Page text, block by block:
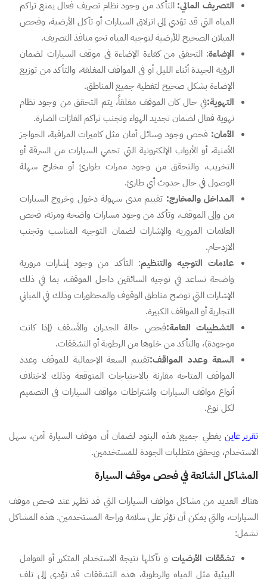
التصريف المائي:التأكد من وجود نظام تصريف فعال يمنع تراكم
المياه التي قد تؤدي إلى انزلاق السيارات أو تآكل الأرضية، وفحص
الميلان الصحيح للأرضية لتوجيه المياه نحو منافذ التصريف.
الإضاءة: التحقق من كفاءة الإضاءة في موقف السيارات لضمان
الرؤية الجيدة أثناء الليل أو في المواقف المغلقة، والتأكد من توزيع
الإضاءة بشكل صحيح لتغطية جميع المناطق.
التهوية:في حال كان الموقف مغلقاً، يتم التحقق من وجود نظام
تهوية فعال لضمان تجديد الهواء وتجنب تراكم الغازات الضارة.
الأمان: فحص وجود وسائل أمان مثل كاميرات المراقبة، الحواجز
الأمنية، أو الأبواب الإلكترونية التي تحمي السيارات من السرقة أو
التخريب، والتحقق من وجود ممرات طوارئ أو مخارج سهلة
الوصول في حال حدوث أي طارئ.
المداخل والمخارج: تقييم مدى سهولة دخول وخروج السيارات
من وإلى الموقف، وتأكد من وجود مسارات واضحة ومرنة، فحص
العلامات المرورية والإشارات لضمان التوجيه المناسب وتجنب
الازدحام.
علامات التوجيه والتنظيم: التأكد من وجود إشارات مرورية
واضحة تساعد في توجيه السائقين داخل الموقف، بما في ذلك
الإشارات التي توضح مناطق الوقوف والمحظورات وذلك في المباني
التجارية أو المواقف الكبيرة.
التشطيبات العامة:فحص حالة الجدران والأسقف (إذا كانت
موجودة)، والتأكد من خلوها من الرطوبة أو التشققات.
السعة وعدد المواقف:تقييم السعة الإجمالية للموقف وعدد
المواقف المتاحة مقارنة بالاحتياجات المتوقعة وذلك لاختلاف
أنواع مواقف السيارات واشتراطات مواقف السيارات في التصميم
لكل نوع.
تقرير عاين يغطي جميع هذه البنود لضمان أن موقف السيارة آمن، سهل
الاستخدام، ويحقق متطلبات الجودة للمستخدمين.
المشاكل الشائعة في فحص موقف السيارة
هناك العديد من مشاكل مواقف السيارات التي قد تظهر عند فحص موقف
السيارات، والتي يمكن أن تؤثر على سلامة وراحة المستخدمين. هذه المشاكل
تشمل:
تشققات الأرضيات و تآكلها نتيجة الاستخدام المتكرر أو العوامل
البيئية مثل المياه والرطوبة، هذه التشققات قد تؤدي إلى تلف